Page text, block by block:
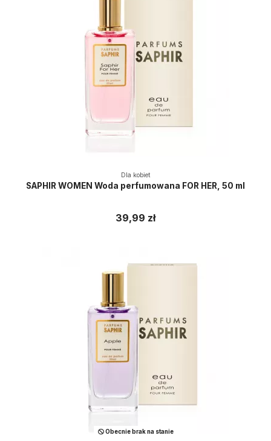
Dla kobiet
SAPHIR WOMEN Woda perfumowana FOR HER, 50 ml
39,99 zł
Obecnie brak na stanie